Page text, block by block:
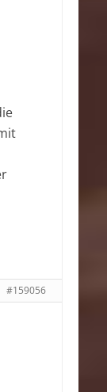
#159056